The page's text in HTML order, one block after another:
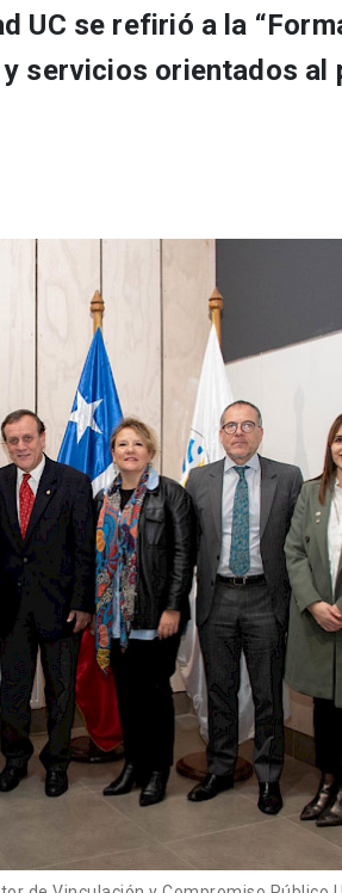
UC se refirió a la
servicios orientados al